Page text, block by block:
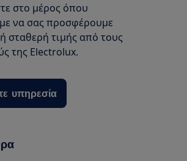
στο μέρος όπου
να σας προσφέρουμε
σταθερή τιμής από τους
της Electrolux.
υπηρεσία